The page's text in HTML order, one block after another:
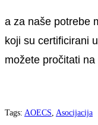
a za naše potrebe
koji su certificirani u
možete pročitati
Tags: AOECS, Asocijacija